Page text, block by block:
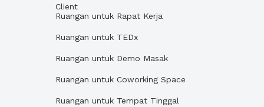
Client
Ruangan untuk Rapat Kerja
Ruangan untuk TEDx
Ruangan untuk Demo Masak
Ruangan untuk Coworking Space
Ruangan untuk Tempat Tinggal